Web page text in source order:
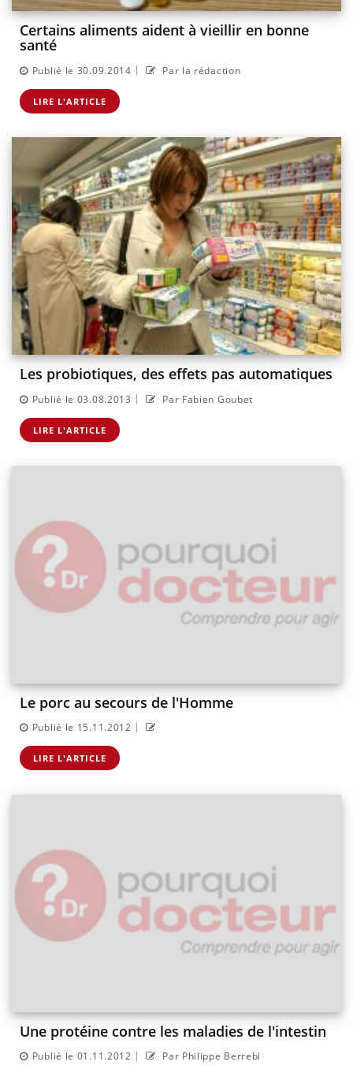
Certains aliments aident à vieillir en bonne
santé
Publié le 30.09.2014 | Par la rédaction
LIRE L'ARTICLE
Les probiotiques, des effets pas automatiques
Publié le 03.08.2013 | Par Fabien Goubet
LIRE L'ARTICLE
Le porc au secours de l'Homme
Publié le 15.11.2012 |
LIRE L'ARTICLE
Une protéine contre les maladies de l'intestin
Publié le 01.11.2012 | Par Philippe Berrebi